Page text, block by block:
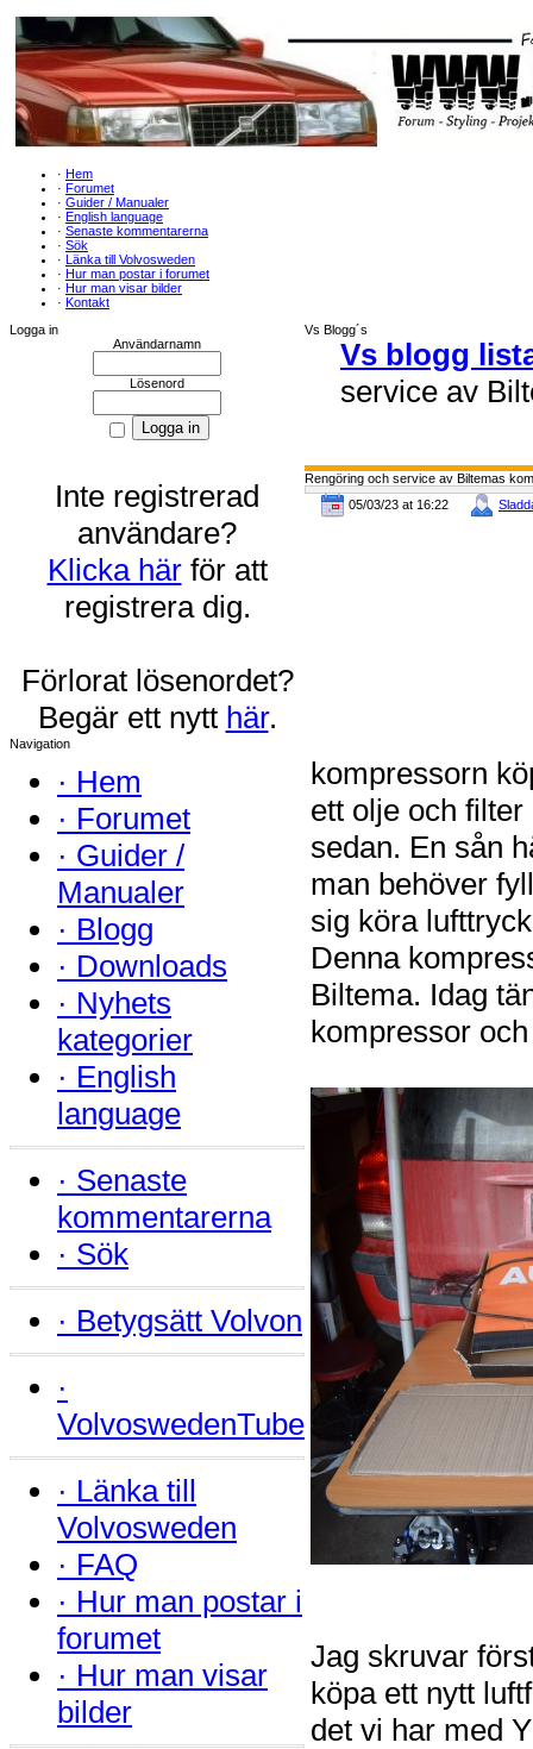
· Hem
· Forumet
· Guider / Manualer
· English language
· Senaste kommentarerna
· Sök
· Länka till Volvosweden
· Hur man postar i forumet
· Hur man visar bilder
· Kontakt
Logga in
Användarnamn
Lösenord
Inte registrerad
användare?
Klicka härför att
registrera dig.
Förlorat lösenordet?
Begär ett nytt här.
Navigation
· Hem
· Forumet
· Guider /
Manualer
· Blogg
· Downloads
· Nyhets
kategorier
· English
language
· Senaste
kommentarerna
· Sök
· Betygsätt Volvon
·
VolvoswedenTube
· Länka till
Volvosweden
· FAQ
· Hur man postar i
forumet
· Hur man visar
bilder
Vs Blogg´s
Vs blogg
service av
Rengöring och service av Biltemas
05/03/23 at 16:22
kompressorn
ett olje och
sedan. En sån
man behöver
sig köra
Denna
Biltema. Idag
kompressor
Jag skruvar
köpa ett nytt
det vi har med